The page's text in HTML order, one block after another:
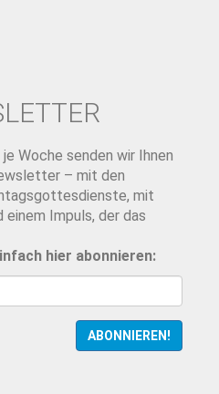
je Woche senden wir Ihnen
– mit den
mit
Impuls, der das
hier abonnieren:
ABONNIEREN!